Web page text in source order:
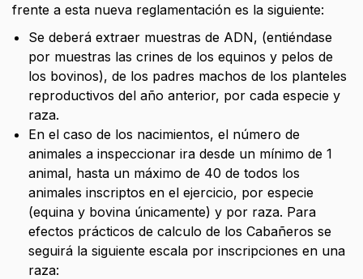
frente a esta nueva reglamentación es la siguiente:
Se deberá extraer muestras de ADN, (entiéndase
por muestras las crines de los equinos y pelos de
los bovinos), de los padres machos de los planteles
reproductivos del año anterior, por cada especie y
raza.
En el caso de los nacimientos, el número de
animales a inspeccionar ira desde un mínimo de 1
animal, hasta un máximo de 40 de todos los
animales inscriptos en el ejercicio, por especie
(equina y bovina únicamente) y por raza. Para
efectos prácticos de calculo de los Cabañeros se
seguirá la siguiente escala por inscripciones en una
raza: